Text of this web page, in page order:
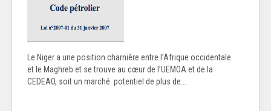
Le Niger a une position charnière entre l’Afrique occidentale
et le Maghreb et se trouve au cœur de l’UEMOA et de la
CEDEAO, soit un marché potentiel de plus de...